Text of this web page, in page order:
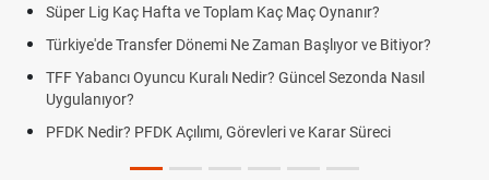
Süper Lig Kaç Hafta ve Toplam Kaç Maç Oynanır?
Türkiye'de Transfer Dönemi Ne Zaman Başlıyor ve Bitiyor?
TFF Yabancı Oyuncu Kuralı Nedir? Güncel Sezonda Nasıl
Uygulanıyor?
PFDK Nedir? PFDK Açılımı, Görevleri ve Karar Süreci